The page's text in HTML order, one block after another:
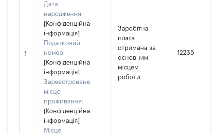
1
Дата
народження:
[Конфіденційна
інформація]
Податковий
номер:
[Конфіденційна
інформація]
Зареєстроване
місце
проживання:
[Конфіденційна
інформація]
Місце
Заробітна
плата
отримана за
основним
місцем
роботи
12235